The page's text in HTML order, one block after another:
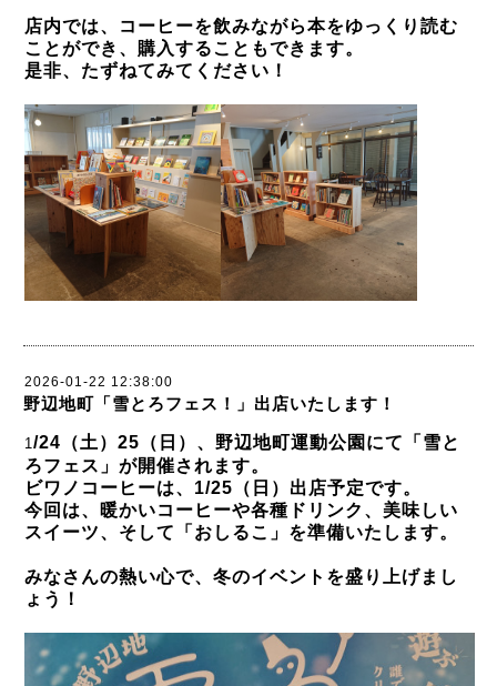
店内では、コーヒーを飲みながら本をゆっくり読む
ことができ、購入することもできます。
是非、たずねてみてください！
2026-01-22 12:38:00
野辺地町「雪とろフェス！」出店いたします！
1/24（土）25（日）、野辺地町運動公園にて「雪と
ろフェス」が開催されます。
ビワノコーヒーは、1/25（日）出店予定です。
今回は、暖かいコーヒーや各種ドリンク、美味しい
スイーツ、そして「おしるこ」を準備いたします。
みなさんの熱い心で、冬のイベントを盛り上げまし
ょう！